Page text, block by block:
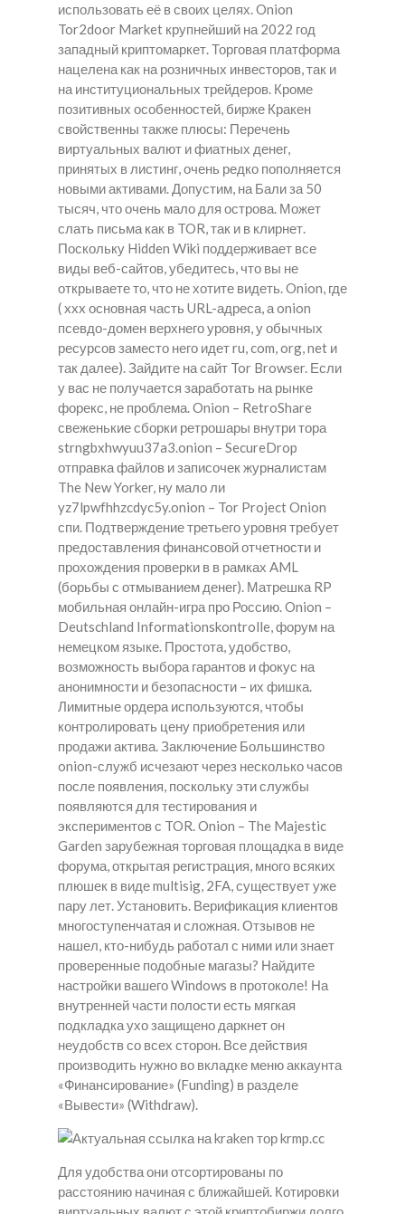
использовать её в своих целях. Onion
Tor2door Market крупнейший на 2022 год
западный криптомаркет. Торговая платформа
нацелена как на розничных инвесторов, так и
на институциональных трейдеров. Кроме
позитивных особенностей, бирже Кракен
свойственны также плюсы: Перечень
виртуальных валют и фиатных денег,
принятых в листинг, очень редко пополняется
новыми активами. Допустим, на Бали за 50
тысяч, что очень мало для острова. Может
слать письма как в TOR, так и в клирнет.
Поскольку Hidden Wiki поддерживает все
виды веб-сайтов, убедитесь, что вы не
открываете то, что не хотите видеть. Onion, где
( xxx основная часть URL-адреса, а onion
псевдо-домен верхнего уровня, у обычных
ресурсов заместо него идет ru, com, org, net и
так далее). Зайдите на сайт Tor Browser. Если
у вас не получается заработать на рынке
форекс, не проблема. Onion – RetroShare
свеженькие сборки ретрошары внутри тора
strngbxhwyuu37a3.onion – SecureDrop
отправка файлов и записочек журналистам
The New Yorker, ну мало ли
yz7lpwfhhzcdyc5y.onion – Tor Project Onion
спи. Подтверждение третьего уровня требует
предоставления финансовой отчетности и
прохождения проверки в в рамках AML
(борьбы с отмыванием денег). Матрешка RP
мобильная онлайн-игра про Россию. Onion –
Deutschland Informationskontrolle, форум на
немецком языке. Простота, удобство,
возможность выбора гарантов и фокус на
анонимности и безопасности – их фишка.
Лимитные ордера используются, чтобы
контролировать цену приобретения или
продажи актива. Заключение Большинство
onion-служб исчезают через несколько часов
после появления, поскольку эти службы
появляются для тестирования и
экспериментов с TOR. Onion – The Majestic
Garden зарубежная торговая площадка в виде
форума, открытая регистрация, много всяких
плюшек в виде multisig, 2FA, существует уже
пару лет. Установить. Верификация клиентов
многоступенчатая и сложная. Отзывов не
нашел, кто-нибудь работал с ними или знает
проверенные подобные магазы? Найдите
настройки вашего Windows в протоколе! На
внутренней части полости есть мягкая
подкладка ухо защищено даркнет он
неудобств со всех сторон. Все действия
производить нужно во вкладке меню аккаунта
«Финансирование» (Funding) в разделе
«Вывести» (Withdraw).
Для удобства они отсортированы по
расстоянию начиная с ближайшей. Котировки